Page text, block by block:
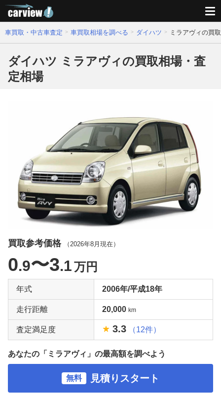
車買取・中古車査定 車買取相場を調べる ダイハツ ミラアヴィの買
ダイハツ ミラアヴィの買取相場・査
定相場
買取参考価格 （ 2026年8月 現在）
0.9〜3.1万円
年式 2006年/平成18年
走行距離 20,000 km
査定満足度 3.3 （12件）
あなたの「ミラアヴィ」の最高額を調べよう
無料 見積りスタート